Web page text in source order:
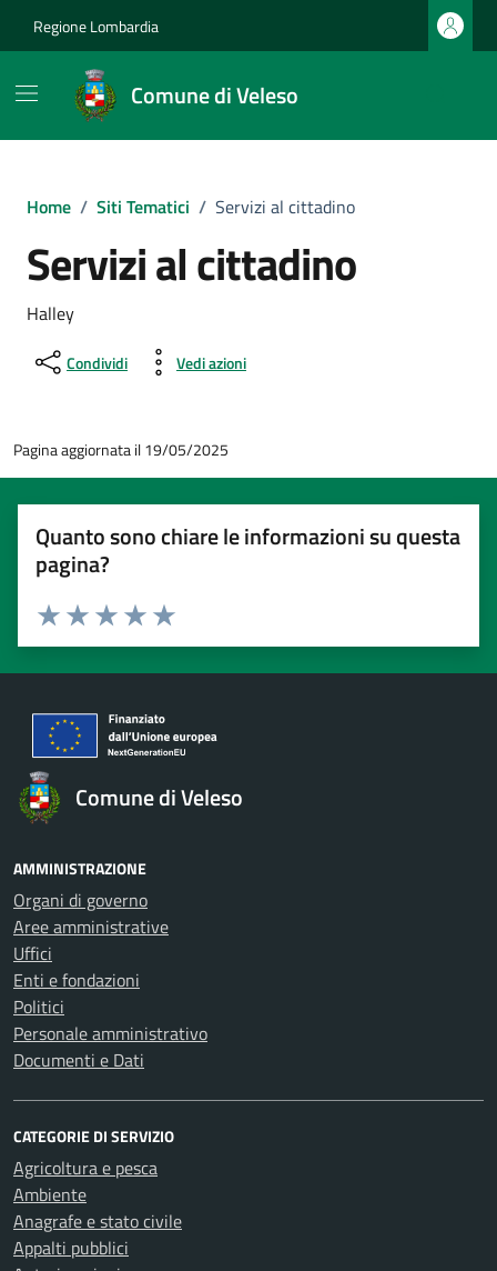
Regione Lombardia
Comune di Veleso
Home / Siti Tematici / Servizi al cittadino
Servizi al cittadino
Halley
Condividi Vedi azioni
Pagina aggiornata il 19/05/2025
Quanto sono chiare le informazioni su questa
pagina?
Valuta 5 stelle su 5
Valuta 4 stelle su 5
Valuta 3 stelle su 5
Valuta 2 stelle su 5
Valuta 1 stelle su 5
Comune di Veleso
AMMINISTRAZIONE
Organi di governo
Aree amministrative
Uffici
Enti e fondazioni
Politici
Personale amministrativo
Documenti e Dati
CATEGORIE DI SERVIZIO
Agricoltura e pesca
Ambiente
Anagrafe e stato civile
Appalti pubblici